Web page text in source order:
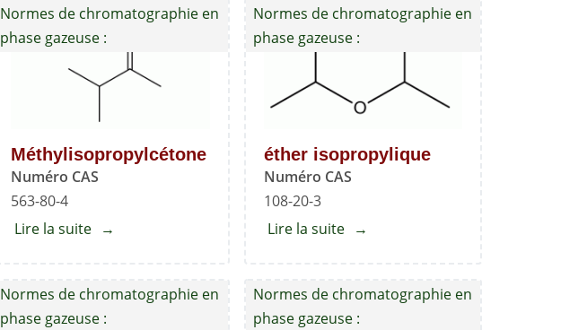
Méthylisopropylcétone
Numéro CAS
563-80-4
Normes de chromatographie en
phase gazeuse :
Lire la suite about
éther isopropylique
Numéro CAS
108-20-3
Normes de chromatographie en
phase gazeuse :
Lire la suiteabout
Normes de chromatographie en
phase gazeuse :
Normes de chromatographie en
phase gazeuse :